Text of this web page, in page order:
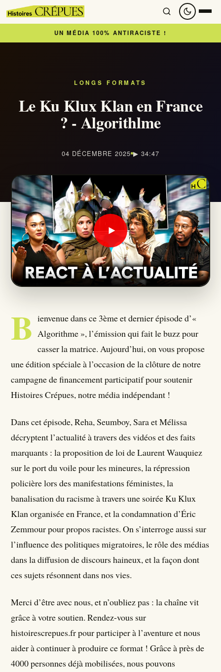
Articles
Nous soutenir
Qui Sommes Nous ?
Seumboy Vrainom:€
S'ABONNER
UN MÉDIA 100% ANTIRACISTE !
LONGS FORMATS
Le Ku Klux Klan en France
? - Algorithlme
04 DÉCEMBRE 2025 ▶ 34:47
B ienvenue dans ce 3ème et dernier épisode d’«
Algorithme », l’émission qui fait le buzz pour
casser la matrice. Aujourd’hui, on vous propose
une édition spéciale à l’occasion de la clôture de notre
campagne de financement participatif pour soutenir
Histoires Crépues, notre média indépendant !
Dans cet épisode, Reha, Seumboy, Sara et Mélissa
décryptent l’actualité à travers des vidéos et des faits
marquants : la proposition de loi de Laurent Wauquiez
sur le port du voile pour les mineures, la répression
policière lors des manifestations féministes, la
banalisation du racisme à travers une soirée Ku Klux
Klan organisée en France, et la condamnation d’Éric
Zemmour pour propos racistes. On s’interroge aussi sur
l’influence des politiques migratoires, le rôle des médias
dans la diffusion de discours haineux, et la façon dont
ces sujets résonnent dans nos vies.
Merci d’être avec nous, et n’oubliez pas : la chaîne vit
grâce à votre soutien. Rendez-vous sur
histoirescrepues.fr pour participer à l’aventure et nous
aider à continuer à produire ce format ! Grâce à près de
4000 personnes déjà mobilisées, nous pouvons